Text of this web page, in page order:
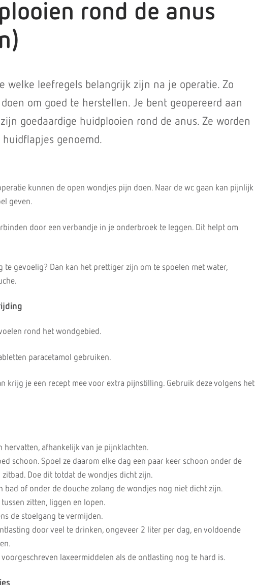
rond de anus
welke leefregels belangrijk zijn na je operatie. Zo
om goed te herstellen. Je bent geopereerd aan
goedaardige huidplooien rond de anus. Ze worden
genoemd.
kunnen de open wondjes pijn doen. Naar de wc gaan kan pijnlijk
geven.
door een verbandje in je onderbroek te leggen. Dit helpt om
te gevoelig? Dan kan het prettiger zijn om te spoelen met water,
rond het wondgebied.
paracetamol gebruiken.
krijg je een recept mee voor extra pijnstilling. Gebruik deze volgens het
hervatten, afhankelijk van je pijnklachten.
schoon. Spoel ze daarom elke dag een paar keer schoon onder de
zitbad. Doe dit totdat de wondjes dicht zijn.
bad of onder de douche zolang de wondjes nog niet dicht zijn.
zitten, liggen en lopen.
de stoelgang te vermijden.
door veel te drinken, ongeveer 2 liter per dag, en voldoende
laxeermiddelen als de ontlasting nog te hard is.